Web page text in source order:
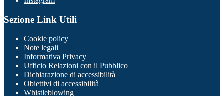
Sezione Link Utili
Cookie policy
Note legali
Informativa Privacy
Ufficio Relazioni con il Pubblico
Dichiarazione di accessibilità
Obiettivi di accessibilità
Whistleblowing